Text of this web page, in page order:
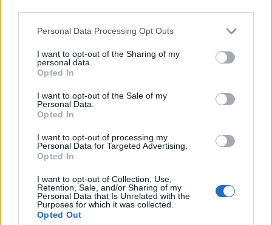
Personal Data Processing Opt Outs
I want to opt-out of the Sharing of my
personal data.
Opted In
I want to opt-out of the Sale of my
Personal Data.
Opted In
I want to opt-out of processing my
Personal Data for Targeted Advertising.
Opted In
I want to opt-out of Collection, Use,
Retention, Sale, and/or Sharing of my
Personal Data that Is Unrelated with the
Purposes for which it was collected.
Opted Out
Tags:
Σχετικά Άρθρα